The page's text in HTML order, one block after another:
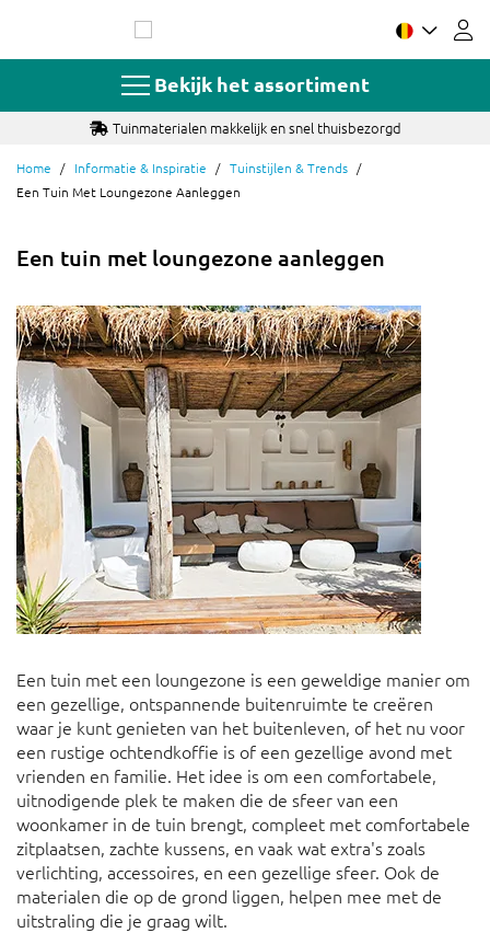
de
Bekijk het assortiment
Tuinmaterialen makkelijk en snel thuisbezorgd
Home Informatie & Inspiratie
Tuinstijlen & Trends
Een Tuin Met Loungezone Aanleggen
Een tuin met loungezone aanleggen
Een tuin met een loungezone is een geweldige manier om
een gezellige, ontspannende buitenruimte te creëren
waar je kunt genieten van het buitenleven, of het nu voor
een rustige ochtendkoffie is of een gezellige avond met
vrienden en familie. Het idee is om een comfortabele,
uitnodigende plek te maken die de sfeer van een
woonkamer in de tuin brengt, compleet met comfortabele
zitplaatsen, zachte kussens, en vaak wat extra's zoals
verlichting, accessoires, en een gezellige sfeer. Ook de
materialen die op de grond liggen, helpen mee met de
uitstraling die je graag wilt.